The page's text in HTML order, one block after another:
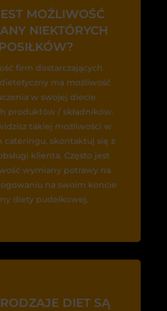
MOŻLIWOŚĆ
NIEKTÓRYCH
POSIŁKÓW?
firm dostarczających
ma możliwość
w swojej diecie
produktów / składników.
takiej możliwości w
cateringu, skontaktuj się z
klienta. Często jest
wymiany potrawy na
na swoim koncie
diety pudełkowej.
DIET SĄ